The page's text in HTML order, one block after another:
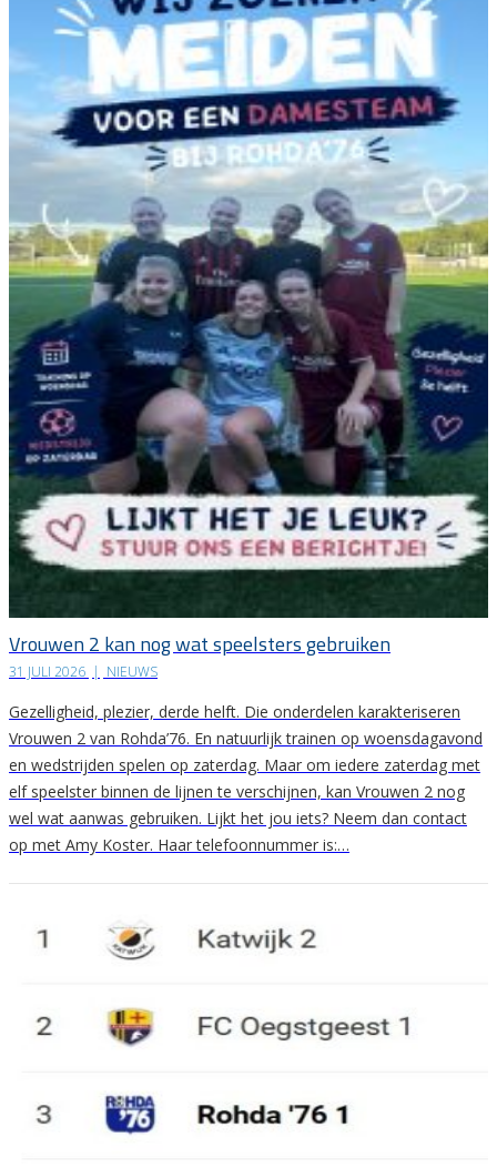
Vrouwen 2 kan nog wat speelsters gebruiken
31 JULI 2026 | NIEUWS
Gezelligheid, plezier, derde helft. Die onderdelen karakteriseren
Vrouwen 2 van Rohda’76. En natuurlijk trainen op woensdagavond
en wedstrijden spelen op zaterdag. Maar om iedere zaterdag met
elf speelster binnen de lijnen te verschijnen, kan Vrouwen 2 nog
wel wat aanwas gebruiken. Lijkt het jou iets? Neem dan contact
op met Amy Koster. Haar telefoonnummer is:…